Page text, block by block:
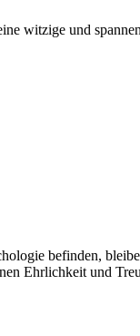
witzige und
befinden,
Ehrlichkeit und